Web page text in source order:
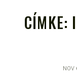
CÍMKE:
NOV